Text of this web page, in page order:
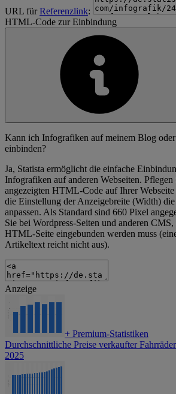
URL fürReferenzlink:
HTML-Code zur Einbindung
Kann ich Infografiken auf meinem Blog oder
einbinden?
Ja, Statista ermöglicht die einfache
Infografiken auf anderen Webseiten. Pflegen
angezeigten HTML-Code auf Ihrer
die Einstellung der Anzeigebreite (Width)
anpassen. Als Standard sind 660 Pixel
Sie bei Wordpress-Seiten und anderen
HTML-Seite eingebunden werden muss
Artikeltext reicht nicht aus).
Anzeige
+ Premium-Statistiken
Durchschnittliche Preise verkaufter
2025